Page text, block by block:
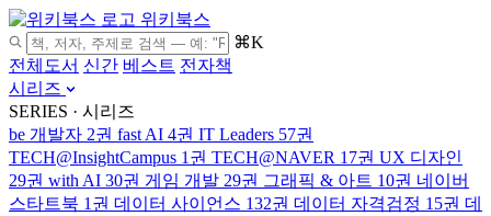
위키북스
⌘K
전체도서 신간 베스트 전자책
시리즈
SERIES · 시리즈
be 개발자 2권 fast AI 4권 IT Leaders 57권
TECH@InsightCampus 1권 TECH@NAVER 17권 UX 디자인
29권 with AI 30권 게임 개발 29권 그래픽 & 아트 10권 네이버
스타트북 1권 데이터 사이언스 132권 데이터 자격검정 15권 데